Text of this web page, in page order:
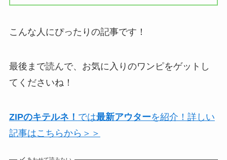
こんな人にぴったりの記事です！
最後まで読んで、お気に入りのワンピをゲットし
てくださいね！
ZIPのキテルネ！ では最新アウターを紹介！詳しい
記事はこちらから＞＞